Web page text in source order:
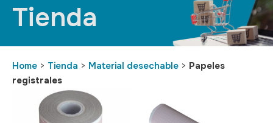
Tienda
Home > Tienda > Material desechable > Papeles
registrales